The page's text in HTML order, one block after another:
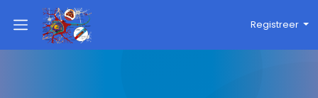
Registreer